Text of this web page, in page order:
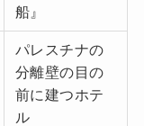
船』
パレスチナの
分離壁の目の
前に建つホテ
ル